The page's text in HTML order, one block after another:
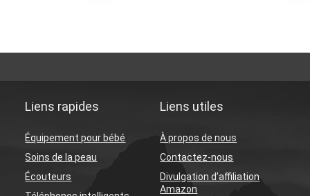
Liens rapides
Équipement pour bébé
Soins de la peau
Écouteurs
Liens utiles
À propos de nous
Contactez-nous
Divulgation d’affiliation
Amazon